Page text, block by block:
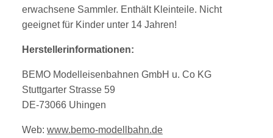
erwachsene Sammler. Enthält Kleinteile. Nicht
geeignet für Kinder unter 14 Jahren!
Herstellerinformationen:
BEMO Modelleisenbahnen GmbH u. Co KG
Stuttgarter Strasse 59
DE-73066 Uhingen
Web: www.bemo-modellbahn.de